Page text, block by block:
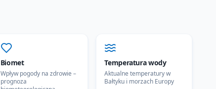
Biomet
Wpływ pogody na zdrowie –
prognoza
Temperatura wody
Aktualne temperatury w
Bałtyku i morzach Europy